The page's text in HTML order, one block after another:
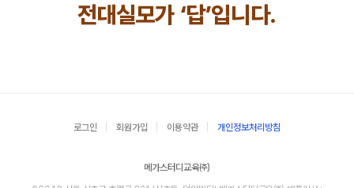
전대실모가 ‘답’입니다.
로그인 회원가입 이용약관 개인정보처리방침
메가스터디교육㈜